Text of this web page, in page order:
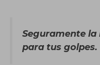
Seguramente
para tus golpes.